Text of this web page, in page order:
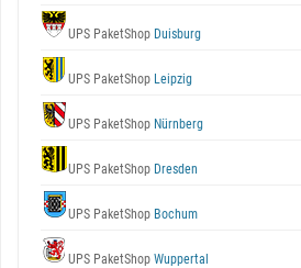
UPS PaketShop Duisburg
UPS PaketShop Leipzig
UPS PaketShop Nürnberg
UPS PaketShop Dresden
UPS PaketShop Bochum
UPS PaketShop Wuppertal